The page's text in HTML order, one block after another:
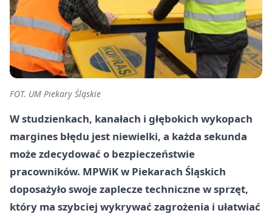
FOT. UM Piekary Śląskie
W studzienkach, kanałach i głębokich wykopach
margines błędu jest niewielki, a każda sekunda
może zdecydować o bezpieczeństwie
pracowników. MPWiK w Piekarach Śląskich
doposażyło swoje zaplecze techniczne w sprzęt,
który ma szybciej wykrywać zagrożenia i ułatwiać